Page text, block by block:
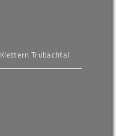
Klettern Trubachtal